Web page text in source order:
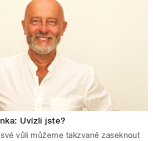
Uvízli jste?
vůli můžeme takzvaně zaseknout